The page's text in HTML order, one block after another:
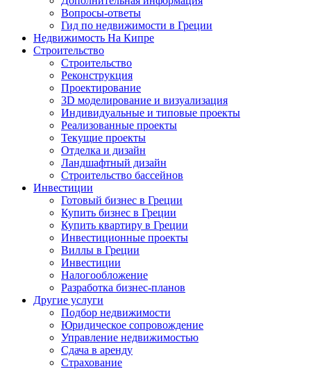
Вопросы-ответы
Гид по недвижимости в Греции
Недвижимость На Кипре
Строительство
Строительство
Реконструкция
Проектирование
3D моделирование и визуализация
Индивидуальные и типовые проекты
Реализованные проекты
Текущие проекты
Отделка и дизайн
Ландшафтный дизайн
Строительство бассейнов
Инвестиции
Готовый бизнес в Греции
Купить бизнес в Греции
Купить квартиру в Греции
Инвестиционные проекты
Виллы в Греции
Инвестиции
Налогообложение
Разработка бизнес-планов
Другие услуги
Подбор недвижимости
Юридическое сопровождение
Управление недвижимостью
Сдача в аренду
Страхование